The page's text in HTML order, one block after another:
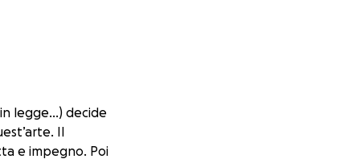
in legge…) decide
Il
e impegno. Poi